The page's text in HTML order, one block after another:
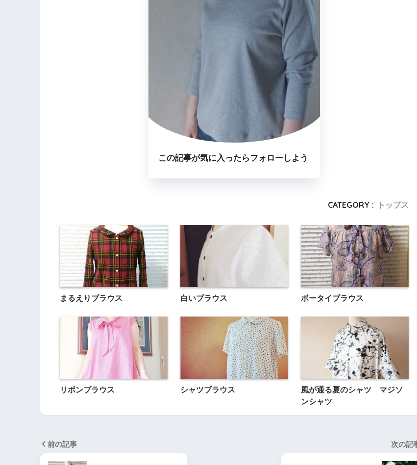
この記事が気に入ったらフォローしよう
CATEGORY : トップス
まるえりブラウス 白いブラウス ボータイブラウス
リボンブラウス シャツブラウス
風が通る夏のシャツ マジソ
ンシャツ
前の記事 次の記